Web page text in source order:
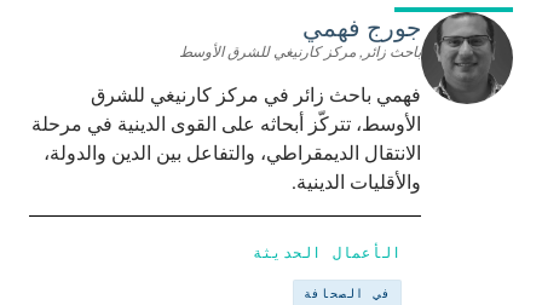
جورج فهمي
باحث زائر, مركز كارنيغي للشرق الأوسط
فهمي باحث زائر في مركز كارنيغي للشرق
الأوسط، تتركّز أبحاثه على القوى الدينية في مرحلة
الانتقال الديمقراطي، والتفاعل بين الدين والدولة،
والأقليات الدينية.
الأعمال الحديثة
في الصحافة